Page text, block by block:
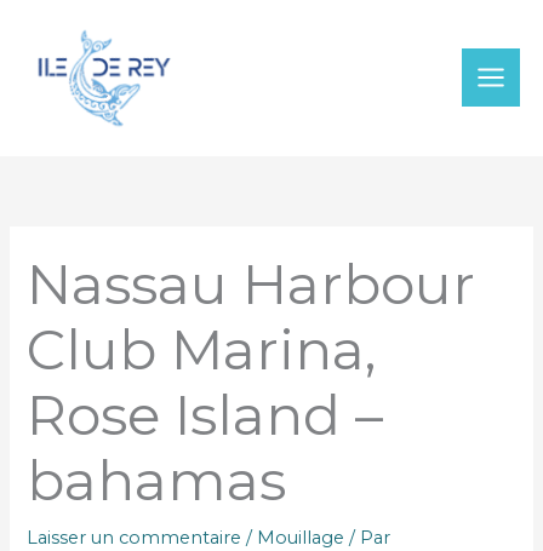
contenu
Nassau Harbour
Club Marina,
Rose Island –
bahamas
Laisser un commentaire / Mouillage / Par